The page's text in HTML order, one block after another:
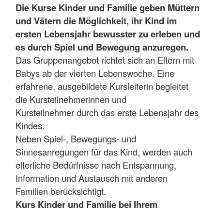
Die Kurse Kinder und Familie geben Müttern
und Vätern die Möglichkeit, ihr Kind im
ersten Lebensjahr bewusster zu erleben und
es durch Spiel und Bewegung anzuregen.
Das Gruppenangebot richtet sich an Eltern mit
Babys ab der vierten Lebenswoche. Eine
erfahrene, ausgebildete Kursleiterin begleitet
die Kursteilnehmerinnen und
Kursteilnehmer durch das erste Lebensjahr des
Kindes.
Neben Spiel-, Bewegungs- und
Sinnesanregungen für das Kind, werden auch
elterliche Bedürfnisse nach Entspannung,
Information und Austausch mit anderen
Familien berücksichtigt.
Kurs Kinder und Familie bei Ihrem